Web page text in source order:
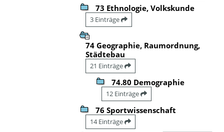
73 Ethnologie, Volkskunde
3 Einträge
74 Geographie, Raumordnung,
Städtebau
21 Einträge
74.80 Demographie
12 Einträge
76 Sportwissenschaft
14 Einträge